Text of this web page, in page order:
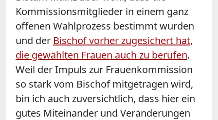
Kommissionsmitglieder in einem ganz
offenen Wahlprozess bestimmt wurden
und der Bischof vorher zugesichert hat,
die gewählten Frauen auch zu berufen.
Weil der Impuls zur Frauenkommission
so stark vom Bischof mitgetragen wird,
bin ich auch zuversichtlich, dass hier ein
gutes Miteinander und Veränderungen